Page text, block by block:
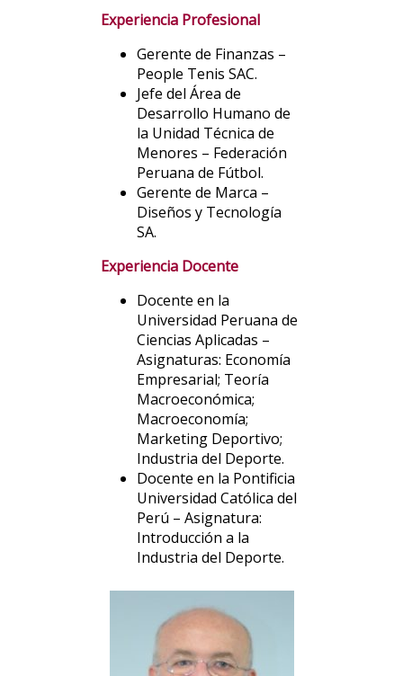
Experiencia Profesional
Gerente de Finanzas –
People Tenis SAC.
Jefe del Área de
Desarrollo Humano de
la Unidad Técnica de
Menores – Federación
Peruana de Fútbol.
Gerente de Marca –
Diseños y Tecnología
SA.
Experiencia Docente
Docente en la
Universidad Peruana de
Ciencias Aplicadas –
Asignaturas: Economía
Empresarial; Teoría
Macroeconómica;
Macroeconomía;
Marketing Deportivo;
Industria del Deporte.
Docente en la Pontificia
Universidad Católica del
Perú – Asignatura:
Introducción a la
Industria del Deporte.